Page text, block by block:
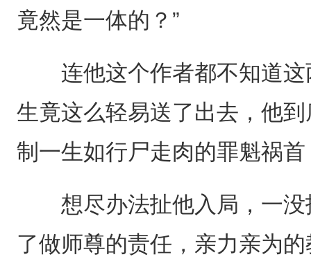
竟然是一体的？”
连他这个作者都不知道这
生竟这么轻易送了出去，他
制一生如行尸走肉的罪魁祸首
想尽办法扯他入局，一没
了做师尊的责任，亲力亲为